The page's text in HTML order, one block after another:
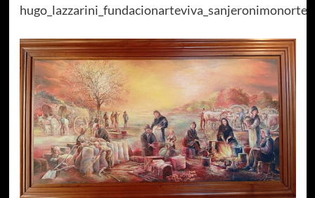
hugo_lazzarini_fundacionarteviva_sanjeronimonorte